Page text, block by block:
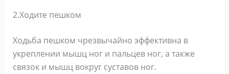
2.Ходите пешком
Ходьба пешком чрезвычайно эффективна в
укреплении мышц ног и пальцев ног, а также
связок и мышц вокруг суставов ног.